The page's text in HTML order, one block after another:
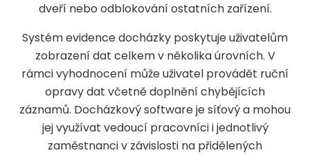
dveří nebo odblokování ostatních zařízení.
Systém evidence docházky poskytuje uživatelům
zobrazení dat celkem v několika úrovních. V
rámci vyhodnocení může uživatel provádět ruční
opravy dat včetně doplnění chybějících
záznamů. Docházkový software je síťový a mohou
jej využívat vedoucí pracovníci i jednotlivý
zaměstnanci v závislosti na přidělených